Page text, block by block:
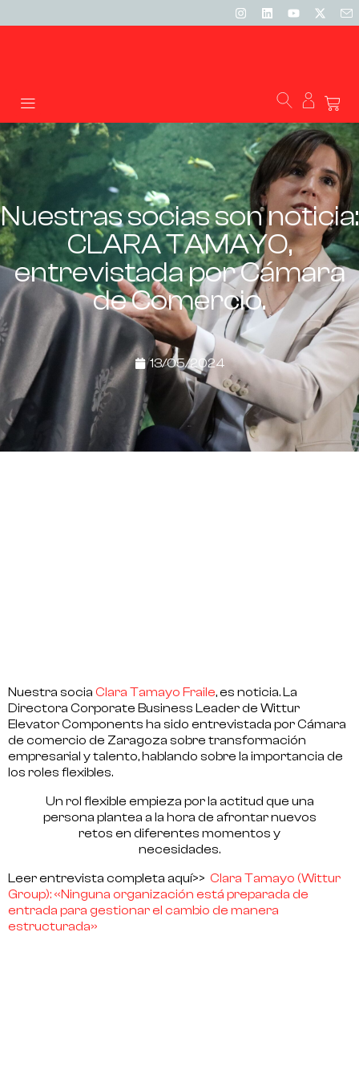
Nuestras socias son noticia:
CLARA TAMAYO,
entrevistada por Cámara
de Comercio.
13/05/2024
Nuestra socia Clara Tamayo Fraile, es noticia. La
Directora Corporate Business Leader de Wittur
Elevator Components ha sido entrevistada porCámara
de comercio de Zaragoza sobre transformación
empresarial y talento, hablando sobre la importancia de
los roles flexibles.
Un rol flexible empieza por la actitud que una
persona plantea a la hora de afrontar nuevos
retos en diferentes momentos y
necesidades.
Leer entrevista completa aquí>> Clara Tamayo (Wittur
Group): «Ninguna organización está preparada de
entrada para gestionar el cambio de manera
estructurada»